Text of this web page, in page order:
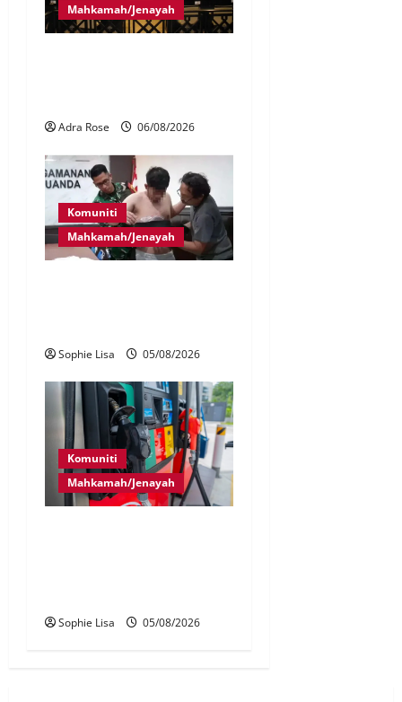
Mahkamah/Jenayah
Adra Rose 06/08/2026
Komuniti
Mahkamah/Jenayah
Sophie Lisa 05/08/2026
Komuniti
Mahkamah/Jenayah
Sophie Lisa 05/08/2026